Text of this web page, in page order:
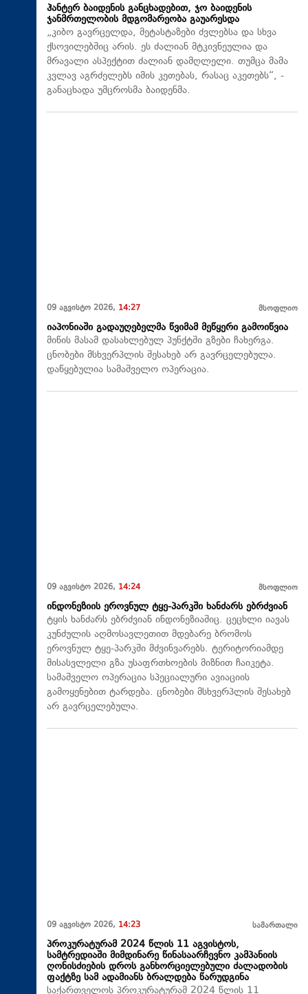
ჰანტერ ბაიდენის განცხადებით, ჯო ბაიდენის
ჯანმრთელობის მდგომარეობა გაუარესდა
„კიბო გავრცელდა, მეტასტაზები ძვლებსა და სხვა
ქსოვილებშიც არის. ეს ძალიან მტკივნეულია და
მრავალი ასპექტით ძალიან დამღლელი. თუმცა მამა
კვლავ აგრძელებს იმის კეთებას, რასაც აკეთებს“, -
განაცხადა უმცროსმა ბაიდენმა.
09 აგვისტო 2026, 14:27 მსოფლიო
იაპონიაში გადაუღებელმა წვიმამ მეწყერი გამოიწვია
მიწის მასამ დასახლებულ პუნქტში გზები ჩახერგა.
ცნობები მსხვერპლის შესახებ არ გავრცელებულა.
დაწყებულია სამაშველო ოპერაცია.
09 აგვისტო 2026, 14:24 მსოფლიო
ინდონეზიის ეროვნულ ტყე-პარკში ხანძარს ებრძვიან
ტყის ხანძარს ებრძვიან ინდონეზიაშიც. ცეცხლი იავას
კუნძულის აღმოსავლეთით მდებარე ბრომოს
ეროვნულ ტყე-პარკში მძვინვარებს. ტერიტორიამდე
მისასვლელი გზა უსაფრთხოების მიზნით ჩაიკეტა.
სამაშველო ოპერაცია სპეციალური ავიაციის
გამოყენებით ტარდება. ცნობები მსხვერპლის შესახებ
არ გავრცელებულა.
09 აგვისტო 2026, 14:23 სამართალი
პროკურატურამ 2024 წლის 11 აგვისტოს,
სამტრედიაში მიმდინარე წინასაარჩევნო კამპანიის
ღონისძიების დროს განხორციელებული ძალადობის
ფაქტზე სამ ადამიანს ბრალდება წარუდგინა
საქართველოს პროკურატურამ 2024 წლის 11